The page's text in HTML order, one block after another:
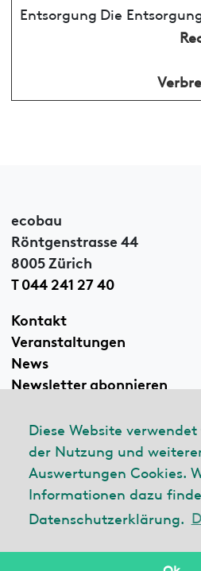
Diese Website
der Nutzung und
Auswertungen Cookies.
Informationen dazu
Datenschutzerklärung.
Entsorgung Die
ecobau
Röntgenstrasse 44
8005 Zürich
T 044 241 27 40
Kontakt
Veranstaltungen
News
Newsletter abonnieren
Linkedin
© 2026 ecobau